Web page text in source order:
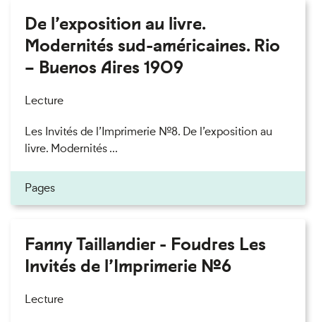
De l’exposition au livre.
Modernités sud-américaines. Rio
– Buenos Aires 1909
Lecture
Les Invités de l’Imprimerie n°8. De l’exposition au
livre. Modernités ...
Pages
Fanny Taillandier - Foudres Les
Invités de l’Imprimerie n°6
Lecture